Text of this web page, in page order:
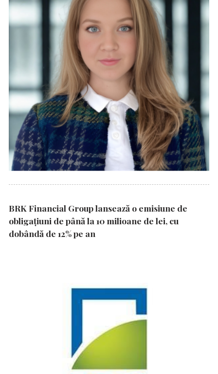
BRK Financial Group lansează o emisiune de
obligațiuni de până la 10 milioane de lei, cu
dobândă de 12% pe an